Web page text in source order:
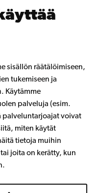
sisällön räätälöimiseen,
tukemiseen ja
Käytämme
palveluja (esim.
palveluntarjoajat voivat
miten käytät
tietoja muihin
joita on kerätty, kun
Blog Snapchat